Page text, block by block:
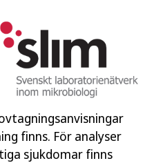
finns. För analyser
sjukdomar finns